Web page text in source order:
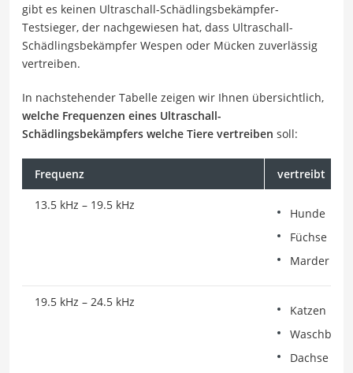
gibt es keinen Ultraschall-Schädlingsbekämpfer-
Testsieger, der nachgewiesen hat, dass Ultraschall-
Schädlingsbekämpfer Wespen oder Mücken zuverlässig
vertreiben.
In nachstehender Tabelle zeigen wir Ihnen übersichtlich,
welche Frequenzen eines Ultraschall-
Schädlingsbekämpfers welche Tiere vertreiben soll:
Frequenz vertreibt
13.5 kHz – 19.5 kHz
Hunde
Füchse
Marder
19.5 kHz – 24.5 kHz
Katzen
Dachse